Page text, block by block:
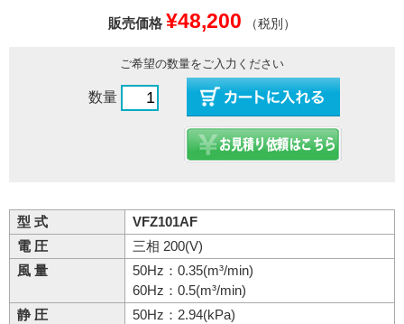
販売価格 ¥48,200 （税別）
ご希望の数量をご入力ください
数量
型 式
VFZ101AF
電 圧
三相 200(V)
風 量
50Hz：0.35(m³/min)
60Hz：0.5(m³/min)
静 圧
50Hz：2.94(kPa)